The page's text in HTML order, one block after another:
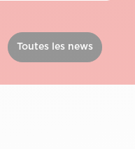
Toutes les news